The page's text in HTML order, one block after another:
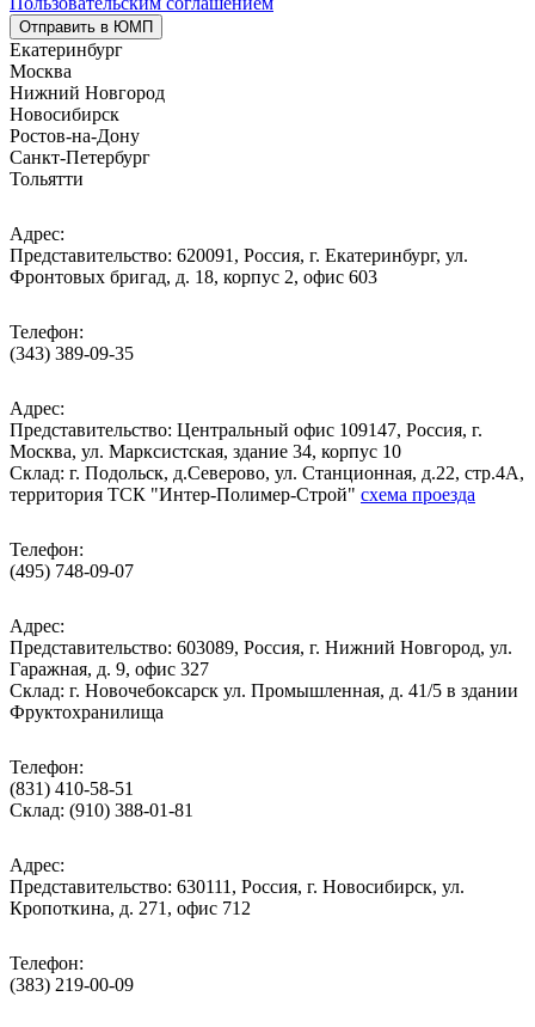
Отправить в ЮМП
Екатеринбург
Москва
Нижний Новгород
Новосибирск
Ростов-на-Дону
Санкт-Петербург
Тольятти
Адрес:
Представительство: 620091, Россия, г. Екатеринбург, ул.
Фронтовых бригад, д. 18, корпус 2, офис 603
Телефон:
(343) 389-09-35
Адрес:
Представительство: Центральный офис 109147, Россия, г.
Москва, ул. Марксистская, здание 34, корпус 10
Cклад: г. Подольск, д.Северово, ул. Станционная, д.22, стр.4А,
территория ТСК "Интер-Полимер-Строй" схема проезда
Телефон:
(495) 748-09-07
Адрес:
Представительство: 603089, Россия, г. Нижний Новгород, ул.
Гаражная, д. 9, офис 327
Склад: г. Новочебоксарск ул. Промышленная, д. 41/5 в здании
Фруктохранилища
Телефон:
(831) 410-58-51
Склад: (910) 388-01-81
Адрес:
Представительство: 630111, Россия, г. Новосибирск, ул.
Кропоткина, д. 271, офис 712
Телефон:
(383) 219-00-09